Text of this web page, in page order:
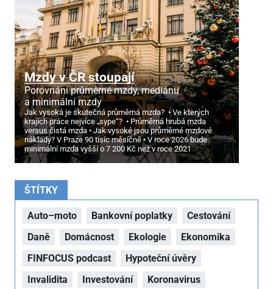
Mzdy v ČR stoupají
Porovnání průměrné mzdy, mediánu
a minimální mzdy
Jak vysoká je skutečná průměrná mzda?
Ve kterých
krajích práce nejvíce „sype“?
Průměrná hrubá mzda
versus čistá mzda
Jak vysoké jsou průměrné mzdové
náklady? V Praze 90 tisíc měsíčně
V roce 2026 bude
minimální mzda vyšší o 7 200 Kč než v roce 2021
ŠTÍTKY
Auto–moto Bankovní poplatky
Cestování
Daně
Domácnost Ekologie
Ekonomika
FINFOCUS podcast
Hypoteční úvěry
Invalidita
Investování
Koronavirus